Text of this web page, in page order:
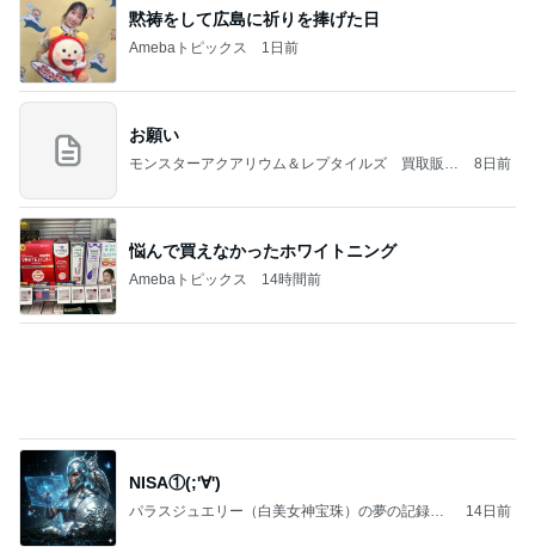
黙祷をして広島に祈りを捧げた日
Amebaトピックス 1日前
お願い
モンスターアクアリウム＆レプタイルズ 買取販売
8日前
悩んで買えなかったホワイトニング
Amebaトピックス 14時間前
NISA①(;'∀')
パラスジュエリー（白美女神宝珠）の夢の記録
14日前